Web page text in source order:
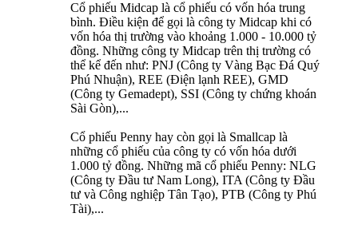
Cổ phiếu Midcap là cổ phiếu có vốn hóa trung
bình. Điều kiện để gọi là công ty Midcap khi có
vốn hóa thị trường vào khoảng 1.000 - 10.000 tỷ
đồng. Những công ty Midcap trên thị trường có
thể kể đến như: PNJ (Công ty Vàng Bạc Đá Quý
Phú Nhuận), REE (Điện lạnh REE), GMD
(Công ty Gemadept), SSI (Công ty chứng khoán
Sài Gòn),...
Cổ phiếu Penny hay còn gọi là Smallcap là
những cổ phiếu của công ty có vốn hóa dưới
1.000 tỷ đồng. Những mã cổ phiếu Penny: NLG
(Công ty Đầu tư Nam Long), ITA (Công ty Đầu
tư và Công nghiệp Tân Tạo), PTB (Công ty Phú
Tài),...